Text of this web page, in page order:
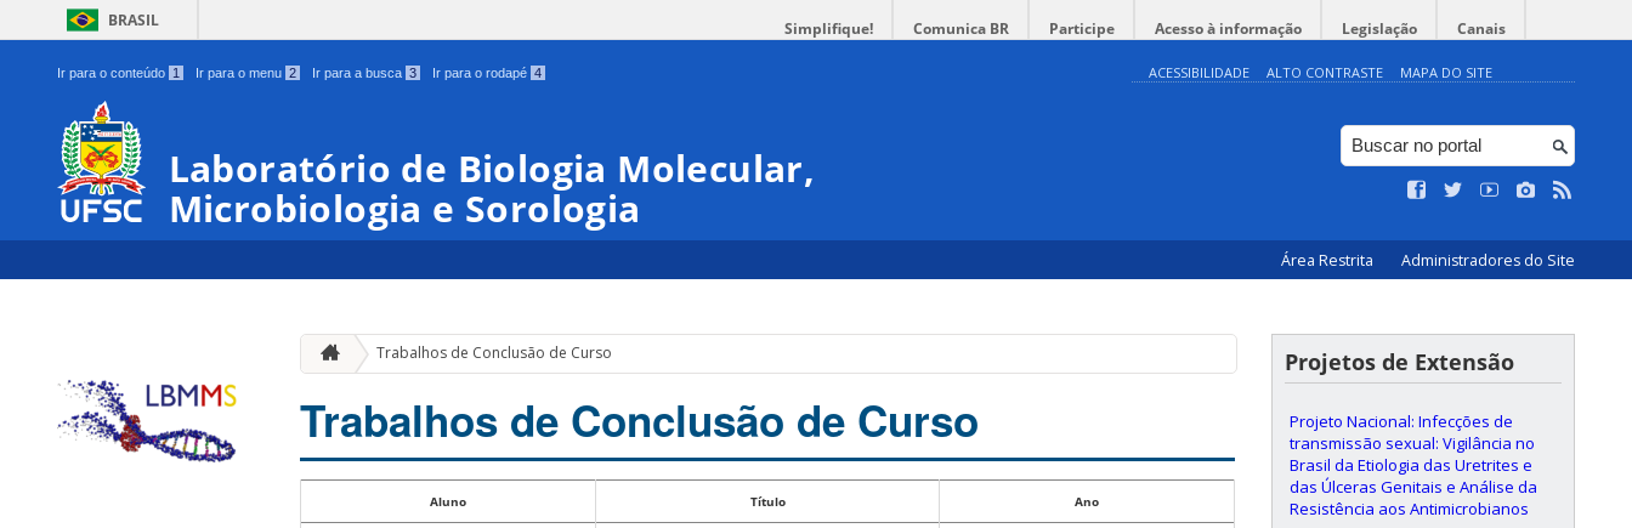
BRASIL Simplifique! Comunica BR Participe Acesso à informação Legislação Canais
Ir para o conteúdo 1 Ir para o menu 2 Ir para a busca 3 Ir para o rodapé 4 ACESSIBILIDADE ALTO CONTRASTE MAPA DO SITE
Laboratório de Biologia Molecular,
Microbiologia e Sorologia
Área Restrita Administradores do Site
Trabalhos de Conclusão de Curso
Trabalhos de Conclusão de Curso
Aluno Título Ano
Projetos de Extensão
Projeto Nacional: Infecções de
transmissão sexual: Vigilância no
Brasil da Etiologia das Uretrites e
das Úlceras Genitais e Análise da
Resistência aos Antimicrobianos